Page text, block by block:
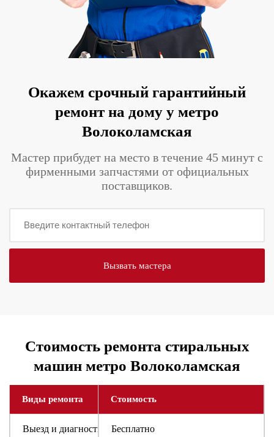
Окажем срочный гарантийный
ремонт на дому у метро
Волоколамская
Мастер прибудет на место в течение 45 минут с
фирменными запчастями от официальных
поставщиков.
Стоимость ремонта стиральных
машин метро Волоколамская
Стоимость
Бесплатно
Виды ремонта
Выезд и диагностика